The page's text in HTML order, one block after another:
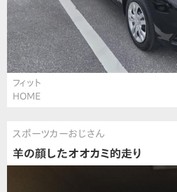
フィット
HOME
スポーツカーおじさん
羊の顔したオオカミ的走り